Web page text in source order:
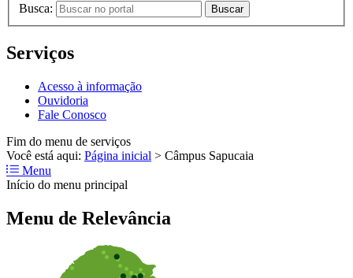
Busca: Buscar
Serviços
Acesso à informação
Ouvidoria
Fale Conosco
Fim do menu de serviços
Você está aqui: Página inicial > Câmpus Sapucaia
Menu
Início do menu principal
Menu de Relevância